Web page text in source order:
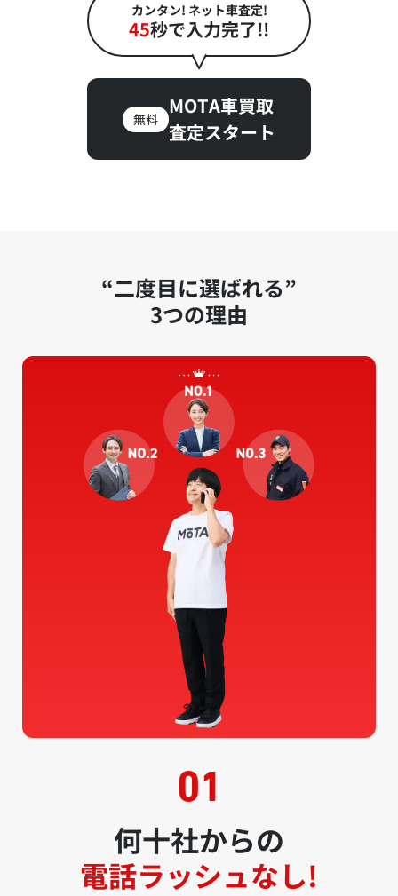
カンタン! ネット車査定!
45秒で入力完了!!
無料
MOTA車買取
査定スタート
“二度目に選ばれる”
3つの理由
何十社からの
電話ラッシュなし!